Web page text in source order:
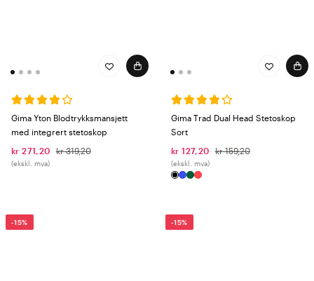
Gima Yton Blodtrykksmansjett
med integrert stetoskop
kr 271,20
kr 319,20
(ekskl. mva)
Gima Trad Dual Head Stetoskop
Sort
kr 127,20
kr 159,20
(ekskl. mva)
-15% -15%